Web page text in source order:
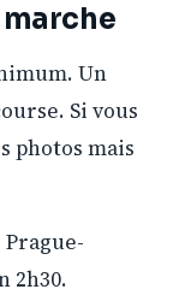
Un
Si vous
photos mais
2h30.